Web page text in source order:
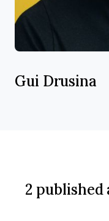
Gui Drusina
2